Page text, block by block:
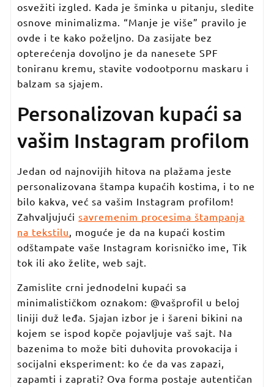
osvežiti izgled. Kada je šminka u pitanju, sledite
osnove minimalizma. “Manje je više” pravilo je
ovde i te kako poželjno. Da zasijate bez
opterećenja dovoljno je da nanesete SPF
toniranu kremu, stavite vodootpornu maskaru i
balzam sa sjajem.
Personalizovan kupaći sa
vašim Instagram profilom
Jedan od najnovijih hitova na plažama jeste
personalizovana štampa kupaćih kostima, i to ne
bilo kakva, već sa vašim Instagram profilom!
Zahvaljujućisavremenim procesima štampanja
na tekstilu, moguće je da na kupaći kostim
odštampate vaše Instagram korisničko ime, Tik
tok ili ako želite, web sajt.
Zamislite crni jednodelni kupaći sa
minimalističkom oznakom: @vašprofil u beloj
liniji duž leđa. Sjajan izbor je i šareni bikini na
kojem se ispod kopče pojavljuje vaš sajt. Na
bazenima to može biti duhovita provokacija i
socijalni eksperiment: ko će da vas zapazi,
zapamti i zaprati? Ova forma postaje autentičan